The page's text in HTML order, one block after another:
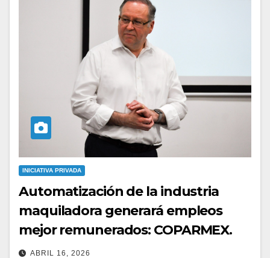
INICIATIVA PRIVADA
Automatización de la industria
maquiladora generará empleos
mejor remunerados: COPARMEX.
ABRIL 16, 2026